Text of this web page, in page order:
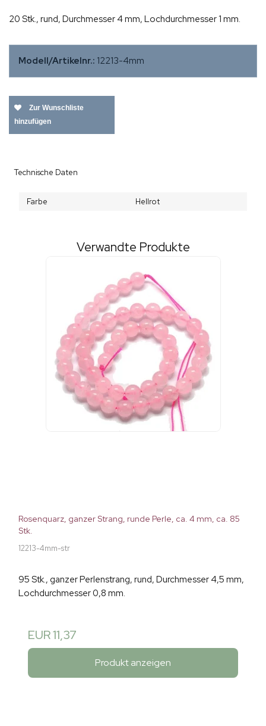
20 Stk., rund, Durchmesser 4 mm, Lochdurchmesser 1 mm.
Modell/Artikelnr.: 12213-4mm
Zur Wunschliste
hinzufügen
Technische Daten
Farbe Hellrot
Verwandte Produkte
Rosenquarz, ganzer Strang, runde Perle, ca. 4 mm, ca. 85
Stk.
12213-4mm-str
95 Stk., ganzer Perlenstrang, rund, Durchmesser 4,5 mm,
Lochdurchmesser 0,8 mm.
EUR 11,37
Produkt anzeigen